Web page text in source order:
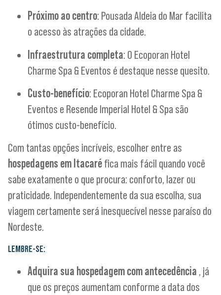
Próximo ao centro: Pousada Aldeia do Mar facilita
o acesso às atrações da cidade.
Infraestrutura completa: O Ecoporan Hotel
Charme Spa & Eventos é destaque nesse quesito.
Custo-benefício: Ecoporan Hotel Charme Spa &
Eventos e Resende Imperial Hotel & Spa são
ótimos custo-benefício.
Com tantas opções incríveis, escolher entre as
hospedagens em Itacaréfica mais fácil quando você
sabe exatamente o que procura: conforto, lazer ou
praticidade. Independentemente da sua escolha, sua
viagem certamente será inesquecível nesse paraíso do
Nordeste.
LEMBRE-SE:
Adquira sua hospedagem com antecedência , já
que os preços aumentam conforme a data dos